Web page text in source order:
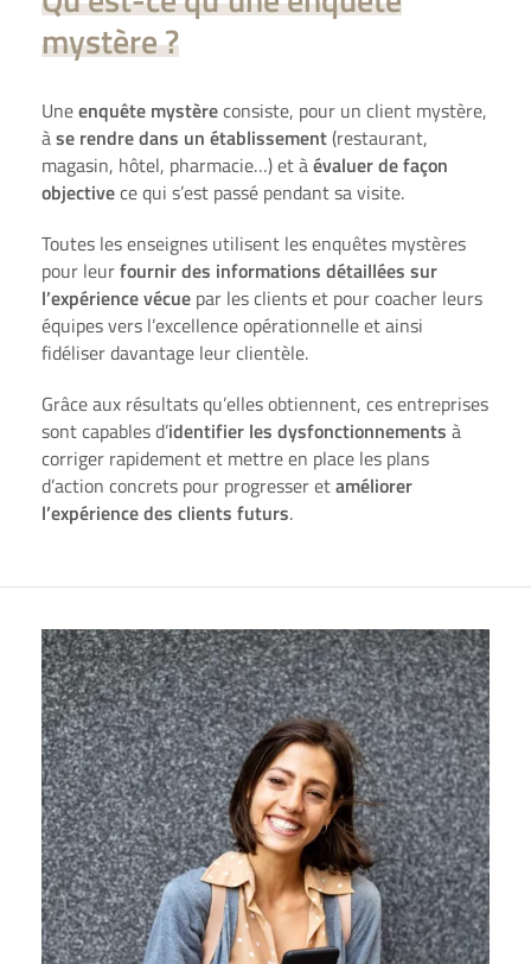
mystère ?
Uneenquête mystèreconsiste, pour un client mystère,
àse rendre dans un établissement(restaurant,
magasin, hôtel, pharmacie…) et àévaluerde façon
objectivece qui s’est passé pendant savisite.
Toutes les enseignes utilisent lesenquêtes mystères
pour leurfournir des informations détaillées sur
l’expériencevécue par lesclientset pour coacher leurs
équipes vers l’excellence opérationnelle et ainsi
fidéliser davantage leur clientèle.
Grâce aux résultats qu’elles obtiennent, ces entreprises
sont capables d’identifier les dysfonctionnements à
corriger rapidement et mettre en place les plans
d’action concrets pour progresser etaméliorer
l’expérience des clients futurs.